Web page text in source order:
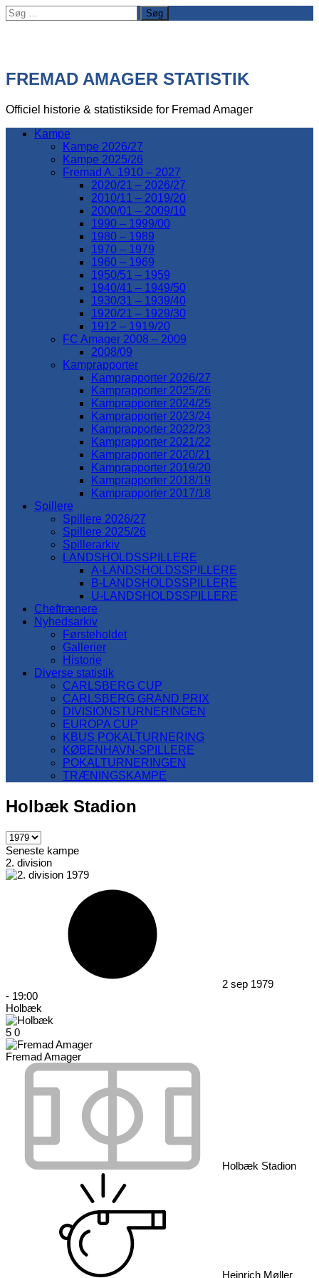
Søg
efter:
FREMAD AMAGER STATISTIK
Officiel historie & statistikside for Fremad Amager
Kampe
Kampe 2026/27
Kampe 2025/26
Fremad A. 1910 – 2027
2020/21 – 2026/27
2010/11 – 2019/20
2000/01 – 2009/10
1990 – 1999/00
1980 – 1989
1970 – 1979
1960 – 1969
1950/51 – 1959
1940/41 – 1949/50
1930/31 – 1939/40
1920/21 – 1929/30
1912 – 1919/20
FC Amager 2008 – 2009
2008/09
Kamprapporter
Kamprapporter 2026/27
Kamprapporter 2025/26
Kamprapporter 2024/25
Kamprapporter 2023/24
Kamprapporter 2022/23
Kamprapporter 2021/22
Kamprapporter 2020/21
Kamprapporter 2019/20
Kamprapporter 2018/19
Kamprapporter 2017/18
Spillere
Spillere 2026/27
Spillere 2025/26
Spillerarkiv
LANDSHOLDSSPILLERE
A-LANDSHOLDSSPILLERE
B-LANDSHOLDSSPILLERE
U-LANDSHOLDSSPILLERE
Cheftrænere
Nyhedsarkiv
Førsteholdet
Gallerier
Historie
Diverse statistik
CARLSBERG CUP
CARLSBERG GRAND PRIX
DIVISIONSTURNERINGEN
EUROPA CUP
KBUS POKALTURNERING
KØBENHAVN-SPILLERE
POKALTURNERINGEN
TRÆNINGSKAMPE
Holbæk Stadion
Seneste kampe
2. division
2 sep 1979
- 19:00
Holbæk
5 0
Fremad Amager
Holbæk Stadion
Heinrich Møller